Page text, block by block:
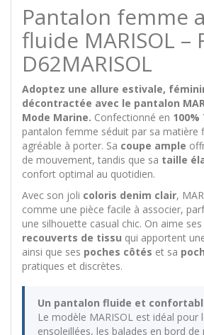
Pantalon femme
fluide MARISOL –
D62MARISOL
Adoptez une allure estivale,
décontractée avec le pantalon
Mode Marine. Confectionné en 100%
pantalon femme séduit par sa matière
agréable à porter. Sa coupe ample
de mouvement, tandis que sa taille
confort optimal au quotidien.
Avec son joli coloris denim clair,
comme une pièce facile à associer,
une silhouette casual chic. On aime ses
recouverts de tissu qui apportent
ainsi que ses poches côtés et sa
pratiques et discrètes.
Un pantalon fluide et
Le modèle MARISOL est idéal pour
ensoleillées, les balades en bord de